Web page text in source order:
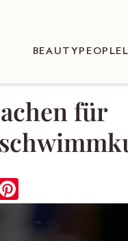
BEAUTY PEOPLE
für